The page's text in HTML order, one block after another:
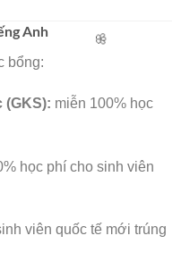
Anh
bổng:
(GKS): miễn 100% học
học phí cho sinh viên
viên quốc tế mới trúng